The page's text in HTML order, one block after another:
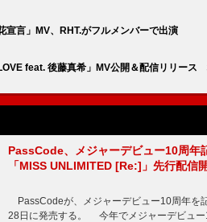
宣言」MV、RHT.がフルメンバーで出演
feat. 後藤真希」MV公開＆配信リリース
PassCode、メジャーデビュー10周
「MISS UNLIMITED [Re:]」先行配信
PassCodeが、メジャーデビュー10周年を
28日に発売する。 今年でメジャーデビュ